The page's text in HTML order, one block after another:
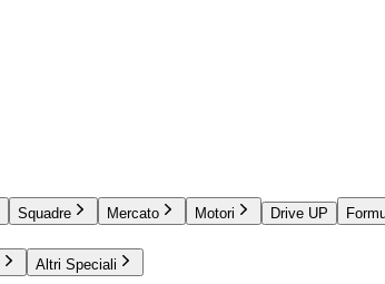
Squadre Mercato Motori Drive UP
Altri Speciali